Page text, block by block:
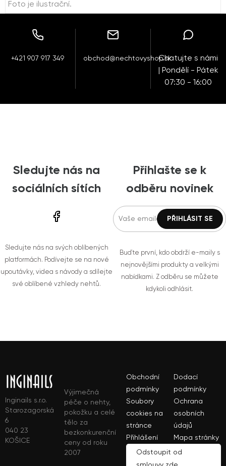
Foto je ilustrační.
+421 907 917 349 obchod@nechtovyshop.skChatujte s námi
| Pondělí - Pátek
07:30 - 16:00
Sledujte nás na
sociálních sítích
Sledujte nás na svých oblíbených
platformách. Podívejte se na nové
upoutávky, videa s návody a sdílejte
své oblíbené vzhledy nehtů.
Přihlašte se k
odběru novinek
Buďte první, kdo obdrží e-maily s
nejnovějšími produkty a velkými
nabídkami. Z odběru se můžete
kdykoli odhlásit.
Inginails s.r.o.
Starozagorská
6
040 23
KOŠICE
Výjimečná
péče o nehty,
pokožku a celé
tělo za
bezkonkurenční
ceny od roku
2007
Obchodní
podmínky
Dodací
podmínky
Soubory
cookies na
stránce
Ochrana
osobních
údajů
Přihlášení
Mapa stránky
Odstoupit od